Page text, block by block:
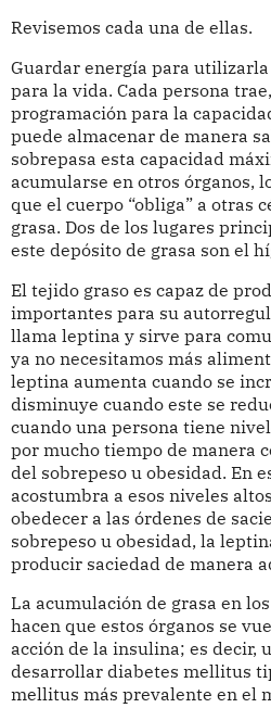
Revisemos cada una de ellas.
Guardar energía para
para la vida. Cada persona
programación para la
puede almacenar de manera
sobrepasa esta capacidad
acumularse en otros órganos,
que el cuerpo “obliga” a otras
grasa. Dos de los lugares
este depósito de grasa son el
El tejido graso es capaz de
importantes para su
llama leptina y sirve para
ya no necesitamos más
leptina aumenta cuando se
disminuye cuando este se
cuando una persona tiene
por mucho tiempo de manera
del sobrepeso u obesidad. En
acostumbra a esos niveles
obedecer a las órdenes de
sobrepeso u obesidad, la
producir saciedad de manera
La acumulación de grasa en
hacen que estos órganos se
acción de la insulina; es decir,
desarrollar diabetes mellitus
mellitus más prevalente en el